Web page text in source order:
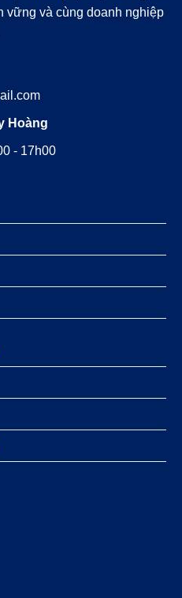
vững và cùng doanh nghiệp
Hoàng
- 17h00